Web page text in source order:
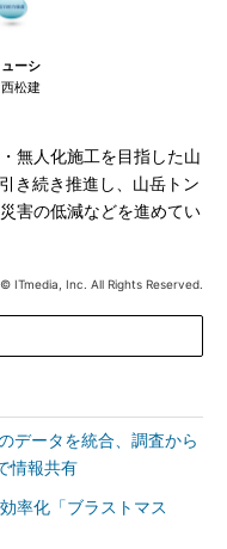
ーシ
松建
無人化施工を目指した山
き続き推進し、山岳トン
害の低減などを進めてい
ITmedia, Inc. All Rights Reserved.
データを統合、調査から
情報共有
率化「ブラストマス